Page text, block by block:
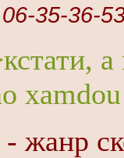
35-36-
жанр